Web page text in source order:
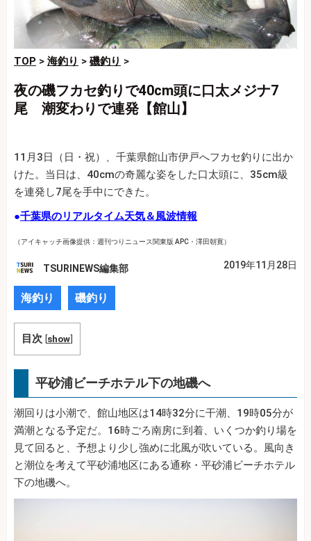
TOP > 海釣り > 磯釣り >
夜の磯フカセ釣りで40cm頭に口太メジナ7
尾 潮変わりで連発【館山】
11月3日（日・祝）、千葉県館山市伊戸へフカセ釣りに出か
けた。当日は、40cmの奇麗な姿をした口太頭に、35cm級
を連発し7尾を手中にできた。
●千葉県のリアルタイム天気＆風波情報
（アイキャッチ画像提供：週刊つりニュース関東版 APC・澤田朝寛）
TSURINEWS編集部 2019年11月28日
海釣り 磯釣り
目次 [show]
平砂浦ビーチホテル下の地磯へ
潮回りは小潮で、館山地区は14時32分に干潮、19時05分が
満潮となる予定だ。16時ごろ南房に到着、いくつか釣り場を
見て回ると、予想より少し強めに北風が吹いている。風向き
と潮位を考えて平砂浦地区にある通称・平砂浦ビーチホテル
下の地磯へ。